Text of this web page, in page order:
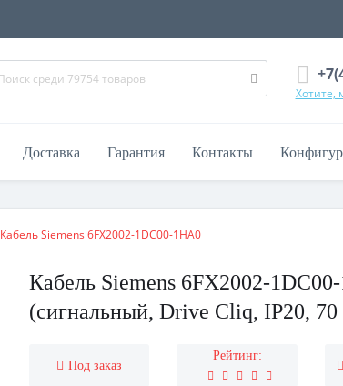
Хотите,
Доставка Гарантия Контакты
Кабель Siemens 6FX2002-1DC00-1HA0
Кабель Siemens 6FX2002-
(сигнальный, Drive Cliq, IP20,
Под заказ
Рейтинг: